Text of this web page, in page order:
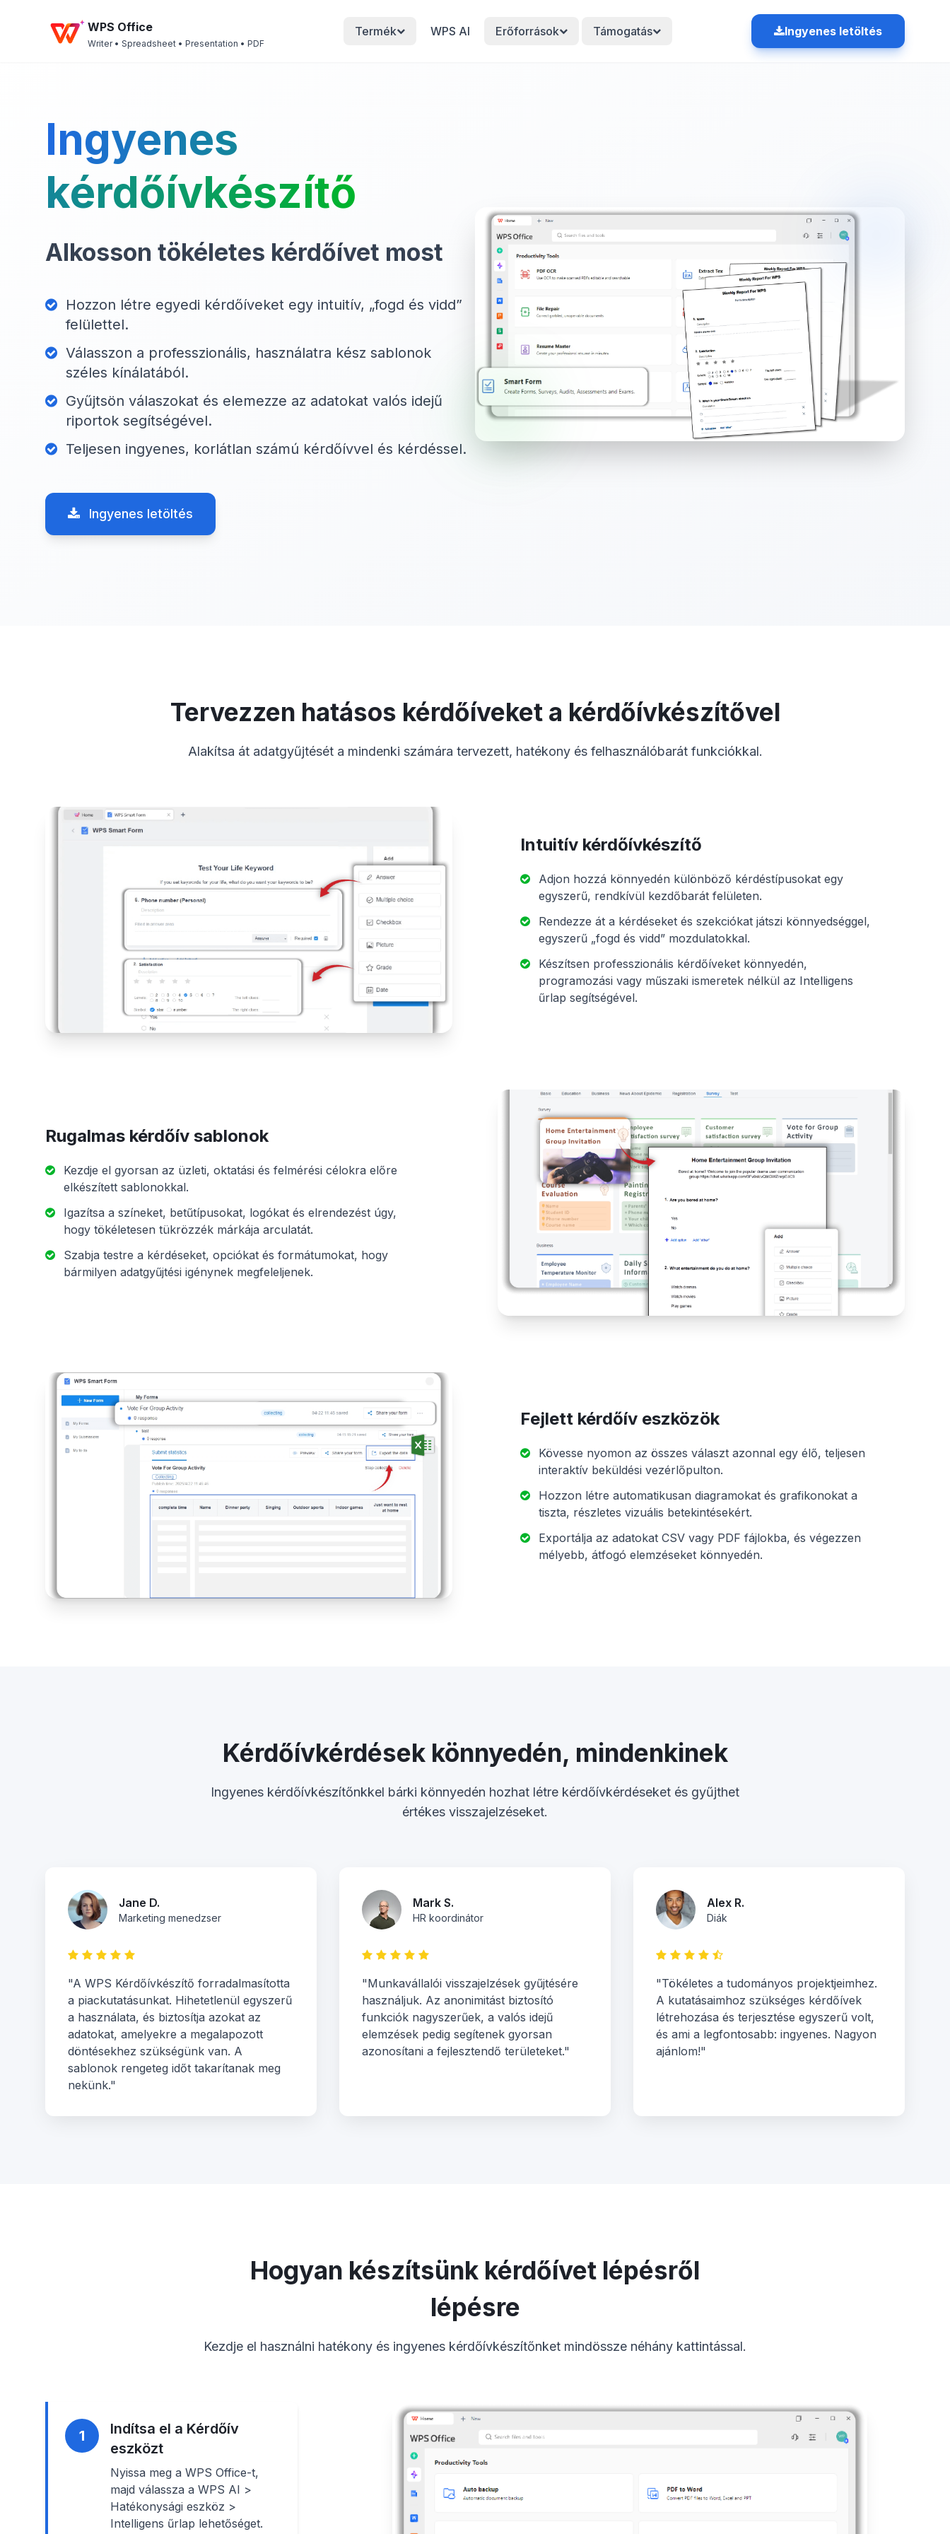
WPS Office
Writer • Spreadsheet • Presentation • PDF
Termék WPS AI Erőforrások Támogatás Ingyenes letöltés
Ingyenes
kérdőívkészítő
Alkosson tökéletes kérdőívet most
Hozzon létre egyedi kérdőíveket egy intuitív, „fogd és vidd”
felülettel.
Válasszon a professzionális, használatra kész sablonok
széles kínálatából.
Gyűjtsön válaszokat és elemezze az adatokat valós idejű
riportok segítségével.
Teljesen ingyenes, korlátlan számú kérdőívvel és kérdéssel.
Ingyenes letöltés
Tervezzen hatásos kérdőíveket a kérdőívkészítővel
Alakítsa át adatgyűjtését a mindenki számára tervezett, hatékony és felhasználóbarát funkciókkal.
Intuitív kérdőívkészítő
Adjon hozzá könnyedén különböző kérdéstípusokat egy
egyszerű, rendkívül kezdőbarát felületen.
Rendezze át a kérdéseket és szekciókat játszi könnyedséggel,
egyszerű „fogd és vidd” mozdulatokkal.
Készítsen professzionális kérdőíveket könnyedén,
programozási vagy műszaki ismeretek nélkül az Intelligens
űrlap segítségével.
Rugalmas kérdőív sablonok
Kezdje el gyorsan az üzleti, oktatási és felmérési célokra előre
elkészített sablonokkal.
Igazítsa a színeket, betűtípusokat, logókat és elrendezést úgy,
hogy tökéletesen tükrözzék márkája arculatát.
Szabja testre a kérdéseket, opciókat és formátumokat, hogy
bármilyen adatgyűjtési igénynek megfeleljenek.
Fejlett kérdőív eszközök
Kövesse nyomon az összes választ azonnal egy élő, teljesen
interaktív beküldési vezérlőpulton.
Hozzon létre automatikusan diagramokat és grafikonokat a
tiszta, részletes vizuális betekintésekért.
Exportálja az adatokat CSV vagy PDF fájlokba, és végezzen
mélyebb, átfogó elemzéseket könnyedén.
Kérdőívkérdések könnyedén, mindenkinek
Ingyenes kérdőívkészítőnkkel bárki könnyedén hozhat létre kérdőívkérdéseket és gyűjthet
értékes visszajelzéseket.
Jane D.
Marketing menedzser
"A WPS Kérdőívkészítő forradalmasította
a piackutatásunkat. Hihetetlenül egyszerű
a használata, és biztosítja azokat az
adatokat, amelyekre a megalapozott
döntésekhez szükségünk van. A
sablonok rengeteg időt takarítanak meg
nekünk."
Mark S.
HR koordinátor
"Munkavállalói visszajelzések gyűjtésére
használjuk. Az anonimitást biztosító
funkciók nagyszerűek, a valós idejű
elemzések pedig segítenek gyorsan
azonosítani a fejlesztendő területeket."
Alex R.
Diák
"Tökéletes a tudományos projektjeimhez.
A kutatásaimhoz szükséges kérdőívek
létrehozása és terjesztése egyszerű volt,
és ami a legfontosabb: ingyenes. Nagyon
ajánlom!"
Hogyan készítsünk kérdőívet lépésről
lépésre
Kezdje el használni hatékony és ingyenes kérdőívkészítőnket mindössze néhány kattintással.
1
Indítsa el a Kérdőív
eszközt
Nyissa meg a WPS Office-t,
majd válassza a WPS AI >
Hatékonysági eszköz >
Intelligens űrlap lehetőséget.